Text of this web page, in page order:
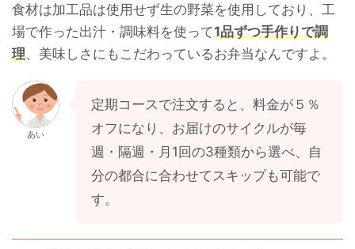
食材は加工品は使用せず生の野菜を使用しており、工
場で作った出汁・調味料を使って1品ずつ手作りで調
理、美味しさにもこだわっているお弁当なんですよ。
あい
定期コースで注文すると、料金が５％
オフになり、お届けのサイクルが毎
週・隔週・月1回の3種類から選べ、自
分の都合に合わせてスキップも可能で
す。